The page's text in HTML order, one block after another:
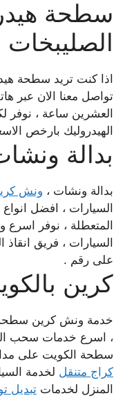
سطحة
الصليبخات
اذا كنت تريد سطحة
تواصل معنا الان عبر
العشرين ساعة ، نوفر
الهيدروليك بارخص
بدالة
بدالة ونشات ، ونش
السيارات ، افضل انواع
المتعطلة ، نوفر
السيارات ، فريق انقاذ
على رقم .
كرين
خدمة ونش كرين
، اسرع خدمات سحب
سطحة الكويت على مدار 24 ساعة, كما ويوجد
كراج متنقل لخدمة
المنزل لخدمات تبديل